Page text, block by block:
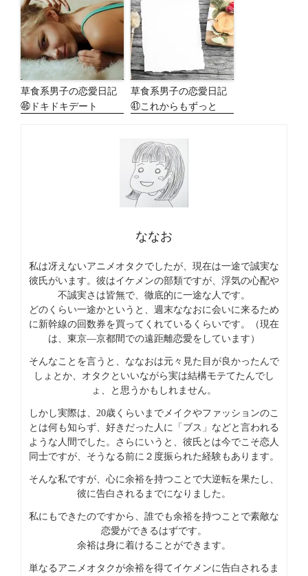
草食系男子の恋愛日記
㊻ドキドキデート
草食系男子の恋愛日記
㊶これからもずっと
ななお
私は冴えないアニメオタクでしたが、現在は一途で誠実な
彼氏がいます。彼はイケメンの部類ですが、浮気の心配や
不誠実さは皆無で、徹底的に一途な人です。
どのくらい一途かというと、週末ななおに会いに来るため
に新幹線の回数券を買ってくれているくらいです。（現在
は、東京―京都間での遠距離恋愛をしています）
そんなことを言うと、ななおは元々見た目が良かったんで
しょとか、オタクといいながら実は結構モテてたんでし
ょ、と思うかもしれません。
しかし実際は、20歳くらいまでメイクやファッションのこ
とは何も知らず、好きだった人に「ブス」などと言われる
ような人間でした。さらにいうと、彼氏とは今でこそ恋人
同士ですが、そうなる前に２度振られた経験もあります。
そんな私ですが、心に余裕を持つことで大逆転を果たし、
彼に告白されるまでになりました。
私にもできたのですから、誰でも余裕を持つことで素敵な
恋愛ができるはずです。
余裕は身に着けることができます。
単なるアニメオタクが余裕を得てイケメンに告白されるま